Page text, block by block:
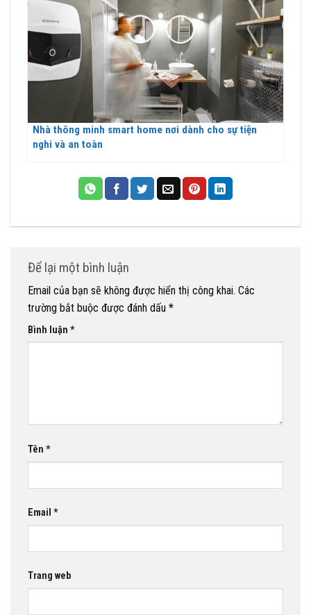
Nhà thông minh smart home nơi dành cho sự tiện
nghi và an toàn
Để lại một bình luận
Email của bạn sẽ không được hiển thị công khai. Các
trường bắt buộc được đánh dấu *
Bình luận *
Tên *
Email *
Trang web